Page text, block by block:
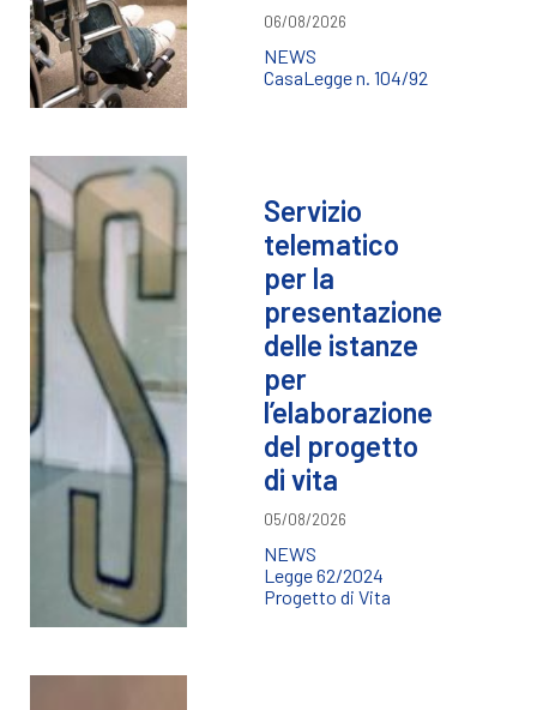
06/08/2026
NEWS
CasaLegge n. 104/92
Servizio
telematico
per la
presentazione
delle istanze
per
l’elaborazione
del progetto
di vita
05/08/2026
NEWS
Legge 62/2024
Progetto di Vita